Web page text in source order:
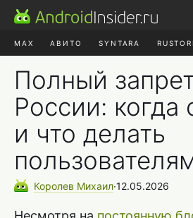
MAX АВИТО SYNTARA
Полный
России: когда
и что делать
Королев Михаил∙12.05.2026